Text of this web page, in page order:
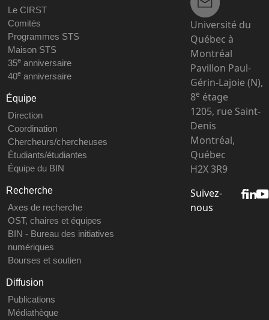
Le CIRST
Comités
Programmes STS
Maison STS
35eanniversaire
40eanniversaire
Équipe
Direction
Coordination
Chercheurs/chercheuses
Étudiants/étudiantes
Équipe du BIN
Recherche
Axes de recherche
OST, chaires et équipes
BIN - Bureau des initiatives
numériques
Bourses et soutien
Diffusion
Publications
Médiathèque
Université du
Québec à
Montréal
Pavillon Paul-
Gérin-Lajoie (N),
8e étage
1205, rue Saint-
Denis
Montréal,
Québec
H2X 3R9
Suivez-
nous